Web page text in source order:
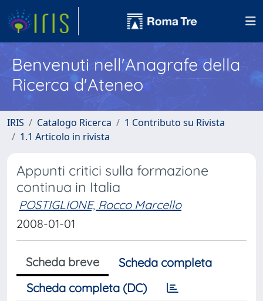
Benvenuti nell'Anagrafe della
Ricerca d'Ateneo
IRIS Catalogo Ricerca
1 Contributo su Rivista
1.1 Articolo in rivista
Appunti critici sulla formazione
continua in Italia
POSTIGLIONE, Rocco Marcello
2008-01-01
Scheda breve
Scheda completa
Scheda completa (DC)